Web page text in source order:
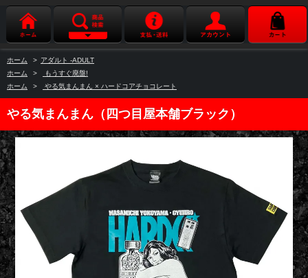
ホーム > アダルト -ADULT
ホーム
>
もうすぐ廃盤!
ホーム
> やる気まんまん × ハードコアチョコレート
やる気まんまん（四つ目屋本舗ブラック）